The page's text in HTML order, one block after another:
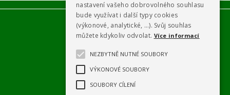
nastavení vašeho dobrovolného souhlasu
bude využívat i další typy cookies
(výkonové, analytické, …). Svůj souhlas
můžete kdykoliv odvolat. Více informací
NEZBYTNĚ NUTNÉ SOUBORY
VÝKONOVÉ SOUBORY
SOUBORY CÍLENÍ